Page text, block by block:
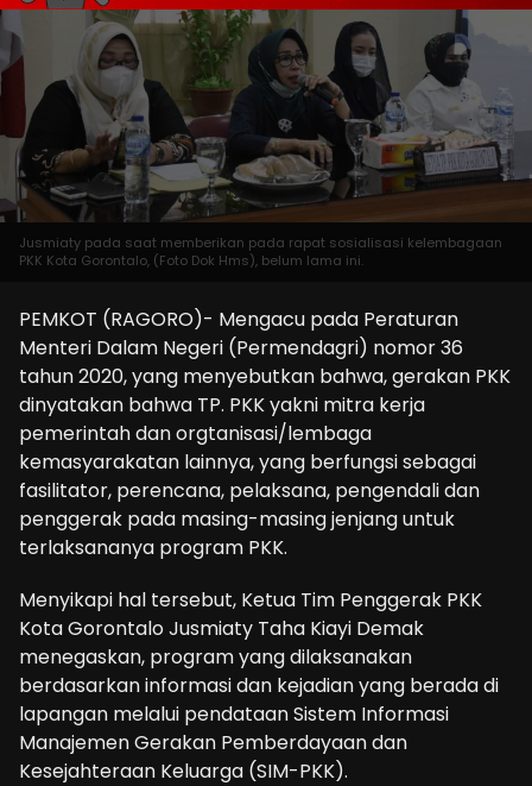
Jusmiaty pada saat memberikan pada rapat sosialisasi kelembagaan
PKK Kota Gorontalo, (Foto Dok Hms), belum lama ini.
PEMKOT (RAGORO)- Mengacu pada Peraturan
Menteri Dalam Negeri (Permendagri) nomor 36
tahun 2020, yang menyebutkan bahwa, gerakan PKK
dinyatakan bahwa TP. PKK yakni mitra kerja
pemerintah dan orgtanisasi/lembaga
kemasyarakatan lainnya, yang berfungsi sebagai
fasilitator, perencana, pelaksana, pengendali dan
penggerak pada masing-masing jenjang untuk
terlaksananya program PKK.
Menyikapi hal tersebut, Ketua Tim Penggerak PKK
Kota Gorontalo Jusmiaty Taha Kiayi Demak
menegaskan, program yang dilaksanakan
berdasarkan informasi dan kejadian yang berada di
lapangan melalui pendataan Sistem Informasi
Manajemen Gerakan Pemberdayaan dan
Kesejahteraan Keluarga (SIM-PKK).